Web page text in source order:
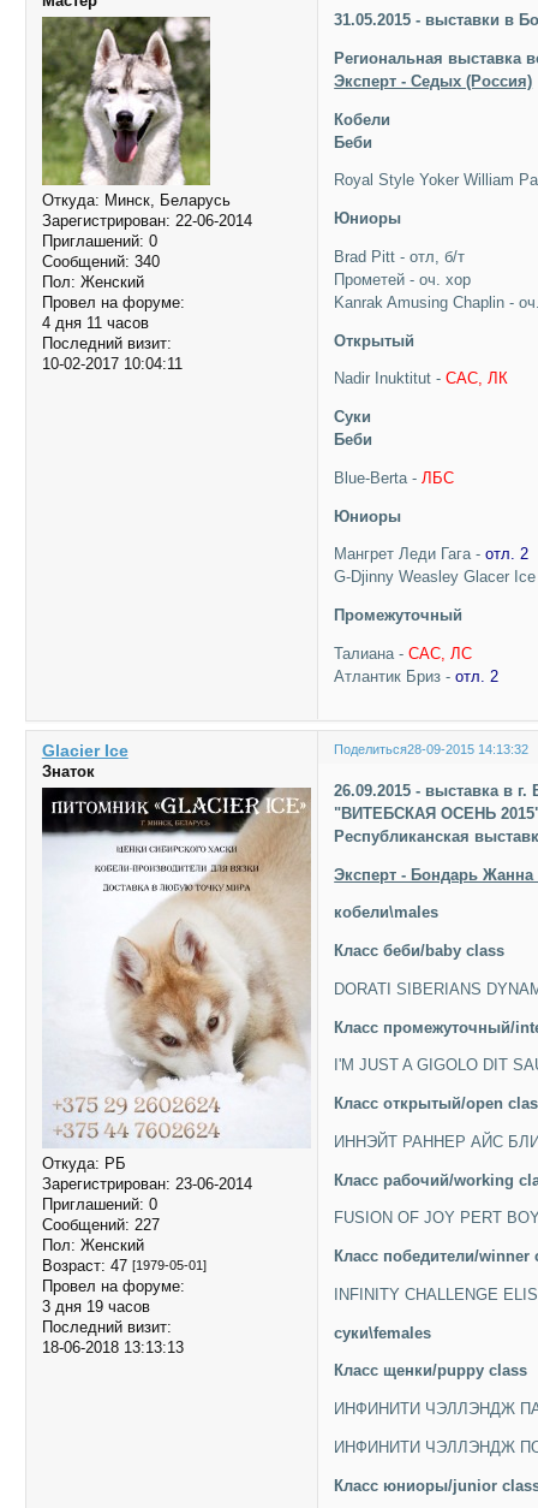
Откуда: Минск, Беларусь
Зарегистрирован: 22-06-2014
Приглашений: 0
Сообщений: 340
Пол: Женский
Провел на форуме:
4 дня 11 часов
Последний визит:
10-02-2017 10:04:11
31.05.2015 - выставки в
Региональная выставка
Эксперт - Седых (Россия)
Кобели
Беби
Royal Style Yoker William
Юниоры
Brad Pitt - отл, б/т
Прометей - оч. хор
Kanrak Amusing Chaplin -
Открытый
Nadir Inuktitut -САС, ЛК
Суки
Беби
Blue-Berta - ЛБС
Юниоры
Мангрет Леди Гага -отл. 2
G-Djinny Weasley Glacer
Промежуточный
Талиана -САС, ЛС
Атлантик Бриз -отл. 2
Поделиться28-09-2015 14:13:32
Glacier Ice
Знаток
Откуда: РБ
Зарегистрирован: 23-06-2014
Приглашений: 0
Сообщений: 227
Пол: Женский
Возраст: 47 [1979-05-01]
Провел на форуме:
3 дня 19 часов
Последний визит:
18-06-2018 13:13:13
26.09.2015 - выставка в
"ВИТЕБСКАЯ ОСЕНЬ
Республиканская
Эксперт - Бондарь Жанна
кобели\males
Класc беби/baby class
DORATI SIBERIANS
Класc промежуточный/
I'M JUST A GIGOLO DIT
Класc открытый/open
ИННЭЙТ РАННЕР АЙС
Класc рабочий/working
FUSION OF JOY PERT
Класc победители/winner
INFINITY CHALLENGE
суки\females
Класc щенки/puppy class
ИНФИНИТИ ЧЭЛЛЭНДЖ
ИНФИНИТИ ЧЭЛЛЭНДЖ
Класc юниоры/junior